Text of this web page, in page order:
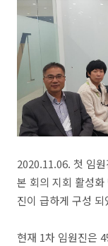
2020.11.06. 첫 임
본 회의 지회 활성
진이 급하게 구성 되
현재 1차 임원진은